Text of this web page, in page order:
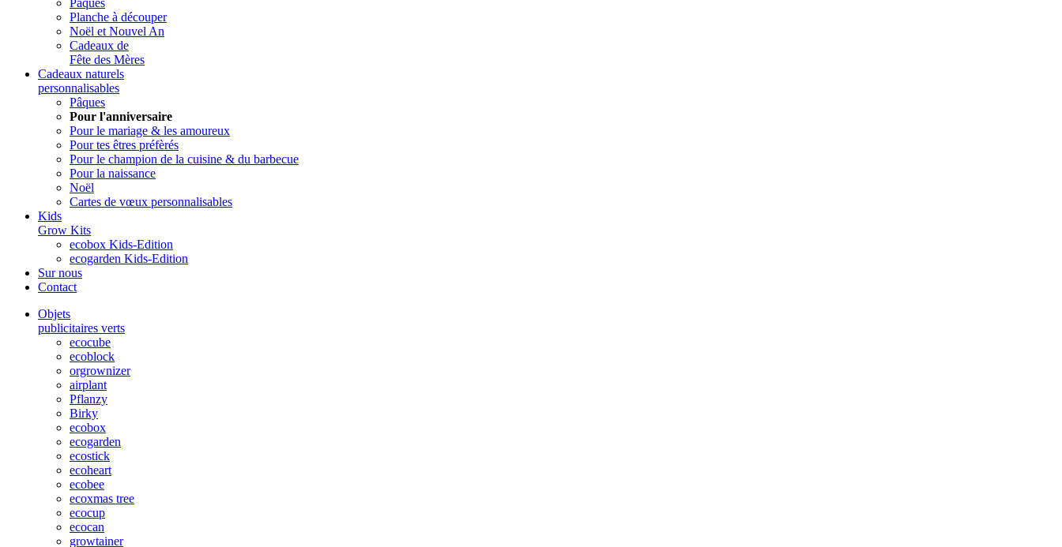
Pâques
Planche à découper
Noël et Nouvel An
Cadeaux de
Fête des Mères
Cadeaux naturels
personnalisables
Pâques
Pour l'anniversaire
Pour le mariage & les amoureux
Pour tes êtres préfèrés
Pour le champion de la cuisine & du barbecue
Pour la naissance
Noël
Cartes de vœux personnalisables
Kids
Grow Kits
ecobox Kids-Edition
ecogarden Kids-Edition
Sur nous
Contact
Objets
publicitaires verts
ecocube
ecoblock
orgrownizer
airplant
Pflanzy
Birky
ecobox
ecogarden
ecostick
ecoheart
ecobee
ecoxmas tree
ecocup
ecocan
growtainer